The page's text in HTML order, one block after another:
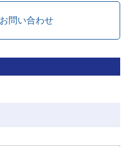
問い合わせ